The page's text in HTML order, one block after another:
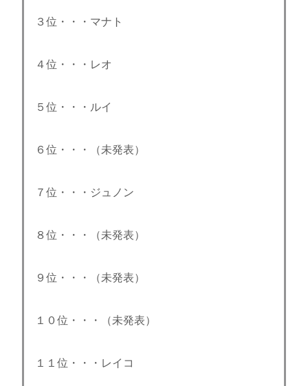
３位・・・マナト
４位・・・レオ
５位・・・ルイ
６位・・・（未発表）
７位・・・ジュノン
８位・・・（未発表）
９位・・・（未発表）
１０位・・・（未発表）
１１位・・・レイコ